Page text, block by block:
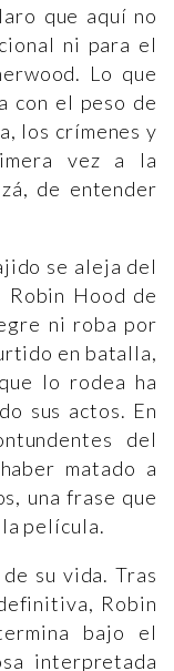
que aquí no
ni para el
Lo que
con el peso de
los crímenes y
vez a la
de entender
se aleja del
Hood de
ni roba por
en batalla,
lo rodea ha
sus actos. En
del
matado a
una frase que
película.
su vida. Tras
Robin
bajo el
interpretada